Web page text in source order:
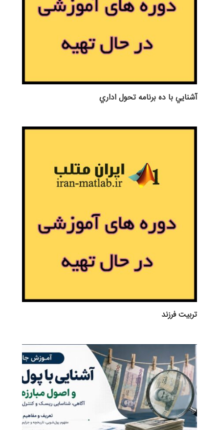
آشنايي با ده برنامه تحول اداري
تربيت فرزند